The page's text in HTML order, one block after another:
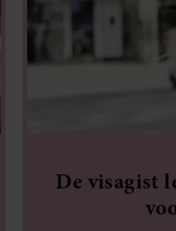
De visagist